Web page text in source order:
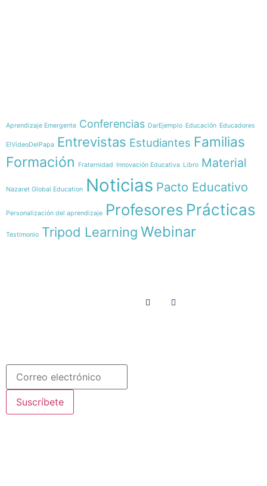
Aprendizaje Emergente Conferencias DarEjemplo Educación Educadores
ElVídeoDelPapa Entrevistas Estudiantes Familias
Formación
Fraternidad Innovación Educativa Libro Material
Nazaret Global Education Noticias Pacto Educativo
Personalización del aprendizaje Profesores Prácticas
Testimonio Tripod Learning Webinar
Suscríbete